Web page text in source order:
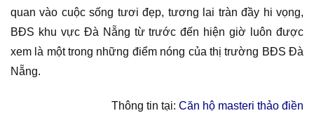
quan vào cuộc sống tươi đẹp, tương lai tràn đầy hi vọng,
BĐS khu vực Đà Nẵng từ trước đến hiện giờ luôn được
xem là một trong những điểm nóng của thị trường BĐS Đà
Nẵng.
Thông tin tại: Căn hộ masteri thảo điền